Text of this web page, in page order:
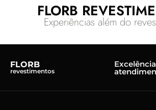
FLORB
Experiências além do
FLORB
revestimentos